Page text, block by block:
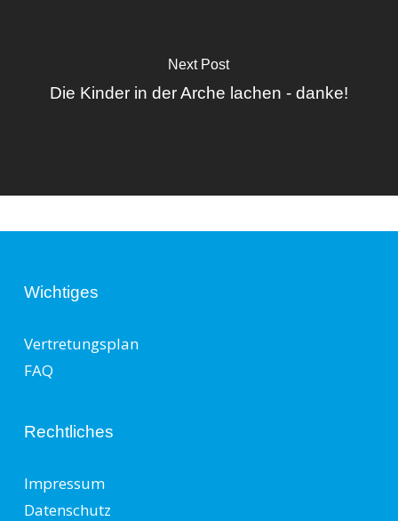
Next Post
Die Kinder in der Arche lachen - danke!
Wichtiges
Vertretungsplan
FAQ
Rechtliches
Impressum
Datenschutz